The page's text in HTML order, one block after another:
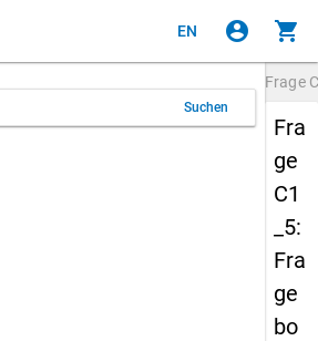
EN account_circle shopping_cart
Suchen
Frage
Fra
ge
C1
_5:
Fra
ge
bo